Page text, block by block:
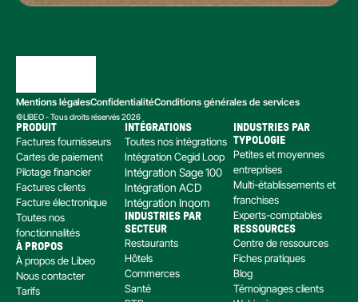
Mentions légalesConfidentialitéConditions générales de services
©LIBEO - Tous droits réservés 2026
PRODUIT
Factures fournisseurs
Cartes de paiement
Pilotage financier
Factures clients
Facture électronique
Toutes nos
fonctionnalités
À PROPOS
À propos de Libeo
Nous contacter
Tarifs
INTÉGRATIONS
Toutes nos intégrations
Intégration Cegid Loop
Intégration Sage 100
Intégration ACD
Intégration Inqom
INDUSTRIES PAR
SECTEUR
Restaurants
Hôtels
Commerces
Santé
INDUSTRIES PAR
TYPOLOGIE
Petites et moyennes
entreprises
Multi-établissements et
franchises
Experts-comptables
RESSOURCES
Centre de ressources
Fiches pratiques
Blog
Témoignages clients